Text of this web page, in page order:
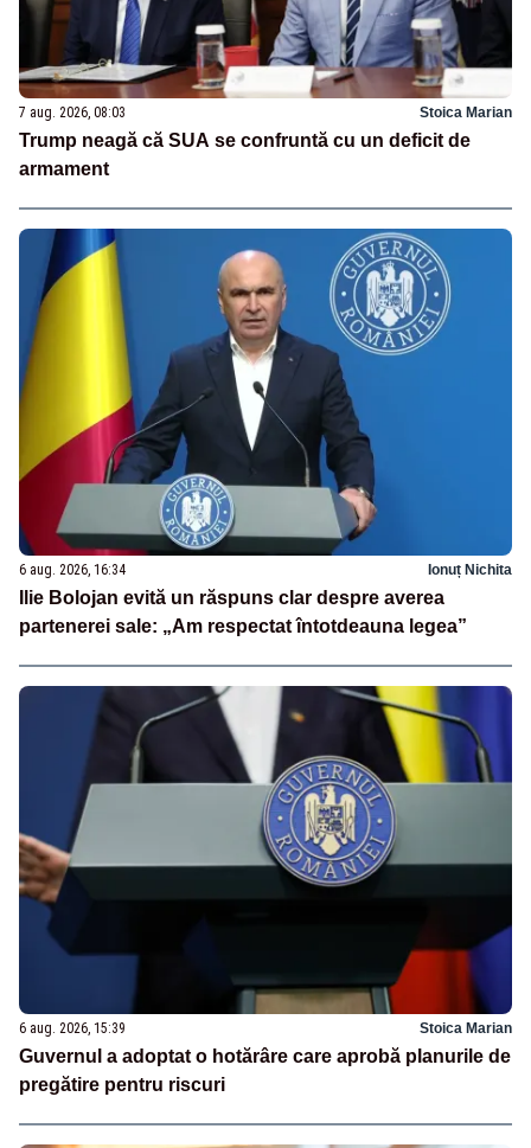
7 aug. 2026, 08:03 Stoica Marian
Trump neagă că SUA se confruntă cu un deficit de
armament
6 aug. 2026, 16:34 Ionuț Nichita
Ilie Bolojan evită un răspuns clar despre averea
partenerei sale: „Am respectat întotdeauna legea”
6 aug. 2026, 15:39 Stoica Marian
Guvernul a adoptat o hotărâre care aprobă planurile de
pregătire pentru riscuri